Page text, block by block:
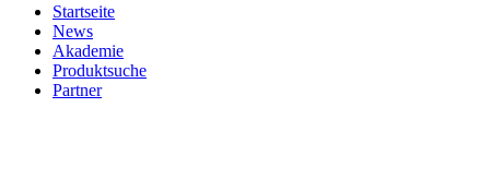
Startseite
News
Akademie
Produktsuche
Partner